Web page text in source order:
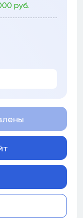
руб.